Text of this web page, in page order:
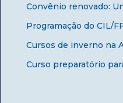
Convênio renovado:
Programação do CIL/
Cursos de inverno na
Curso preparatório